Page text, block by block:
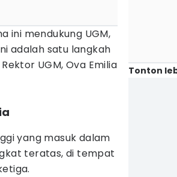
ini mendukung UGM,
adalah satu langkah
UGM, Ova Emilia
yang masuk dalam
teratas, di tempat
Tonton